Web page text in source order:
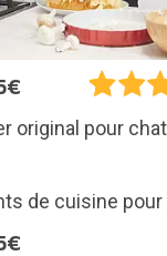
original pour chat